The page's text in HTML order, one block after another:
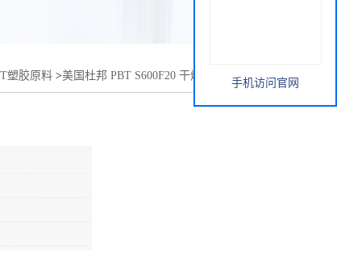
塑胶原料 >美国杜邦 PBT S600F20 干燥时间 干燥温度
手机访问官网